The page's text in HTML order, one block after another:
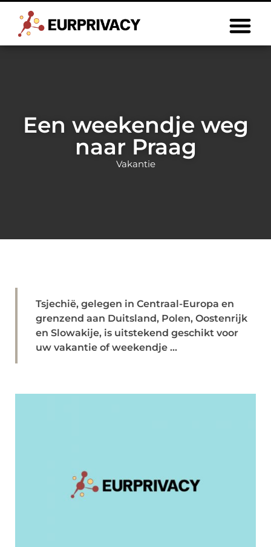
Een weekendje weg
naar Praag
Vakantie
Tsjechië, gelegen in Centraal-Europa en
grenzend aan Duitsland, Polen, Oostenrijk
en Slowakije, is uitstekend geschikt voor
uw vakantie of weekendje ...